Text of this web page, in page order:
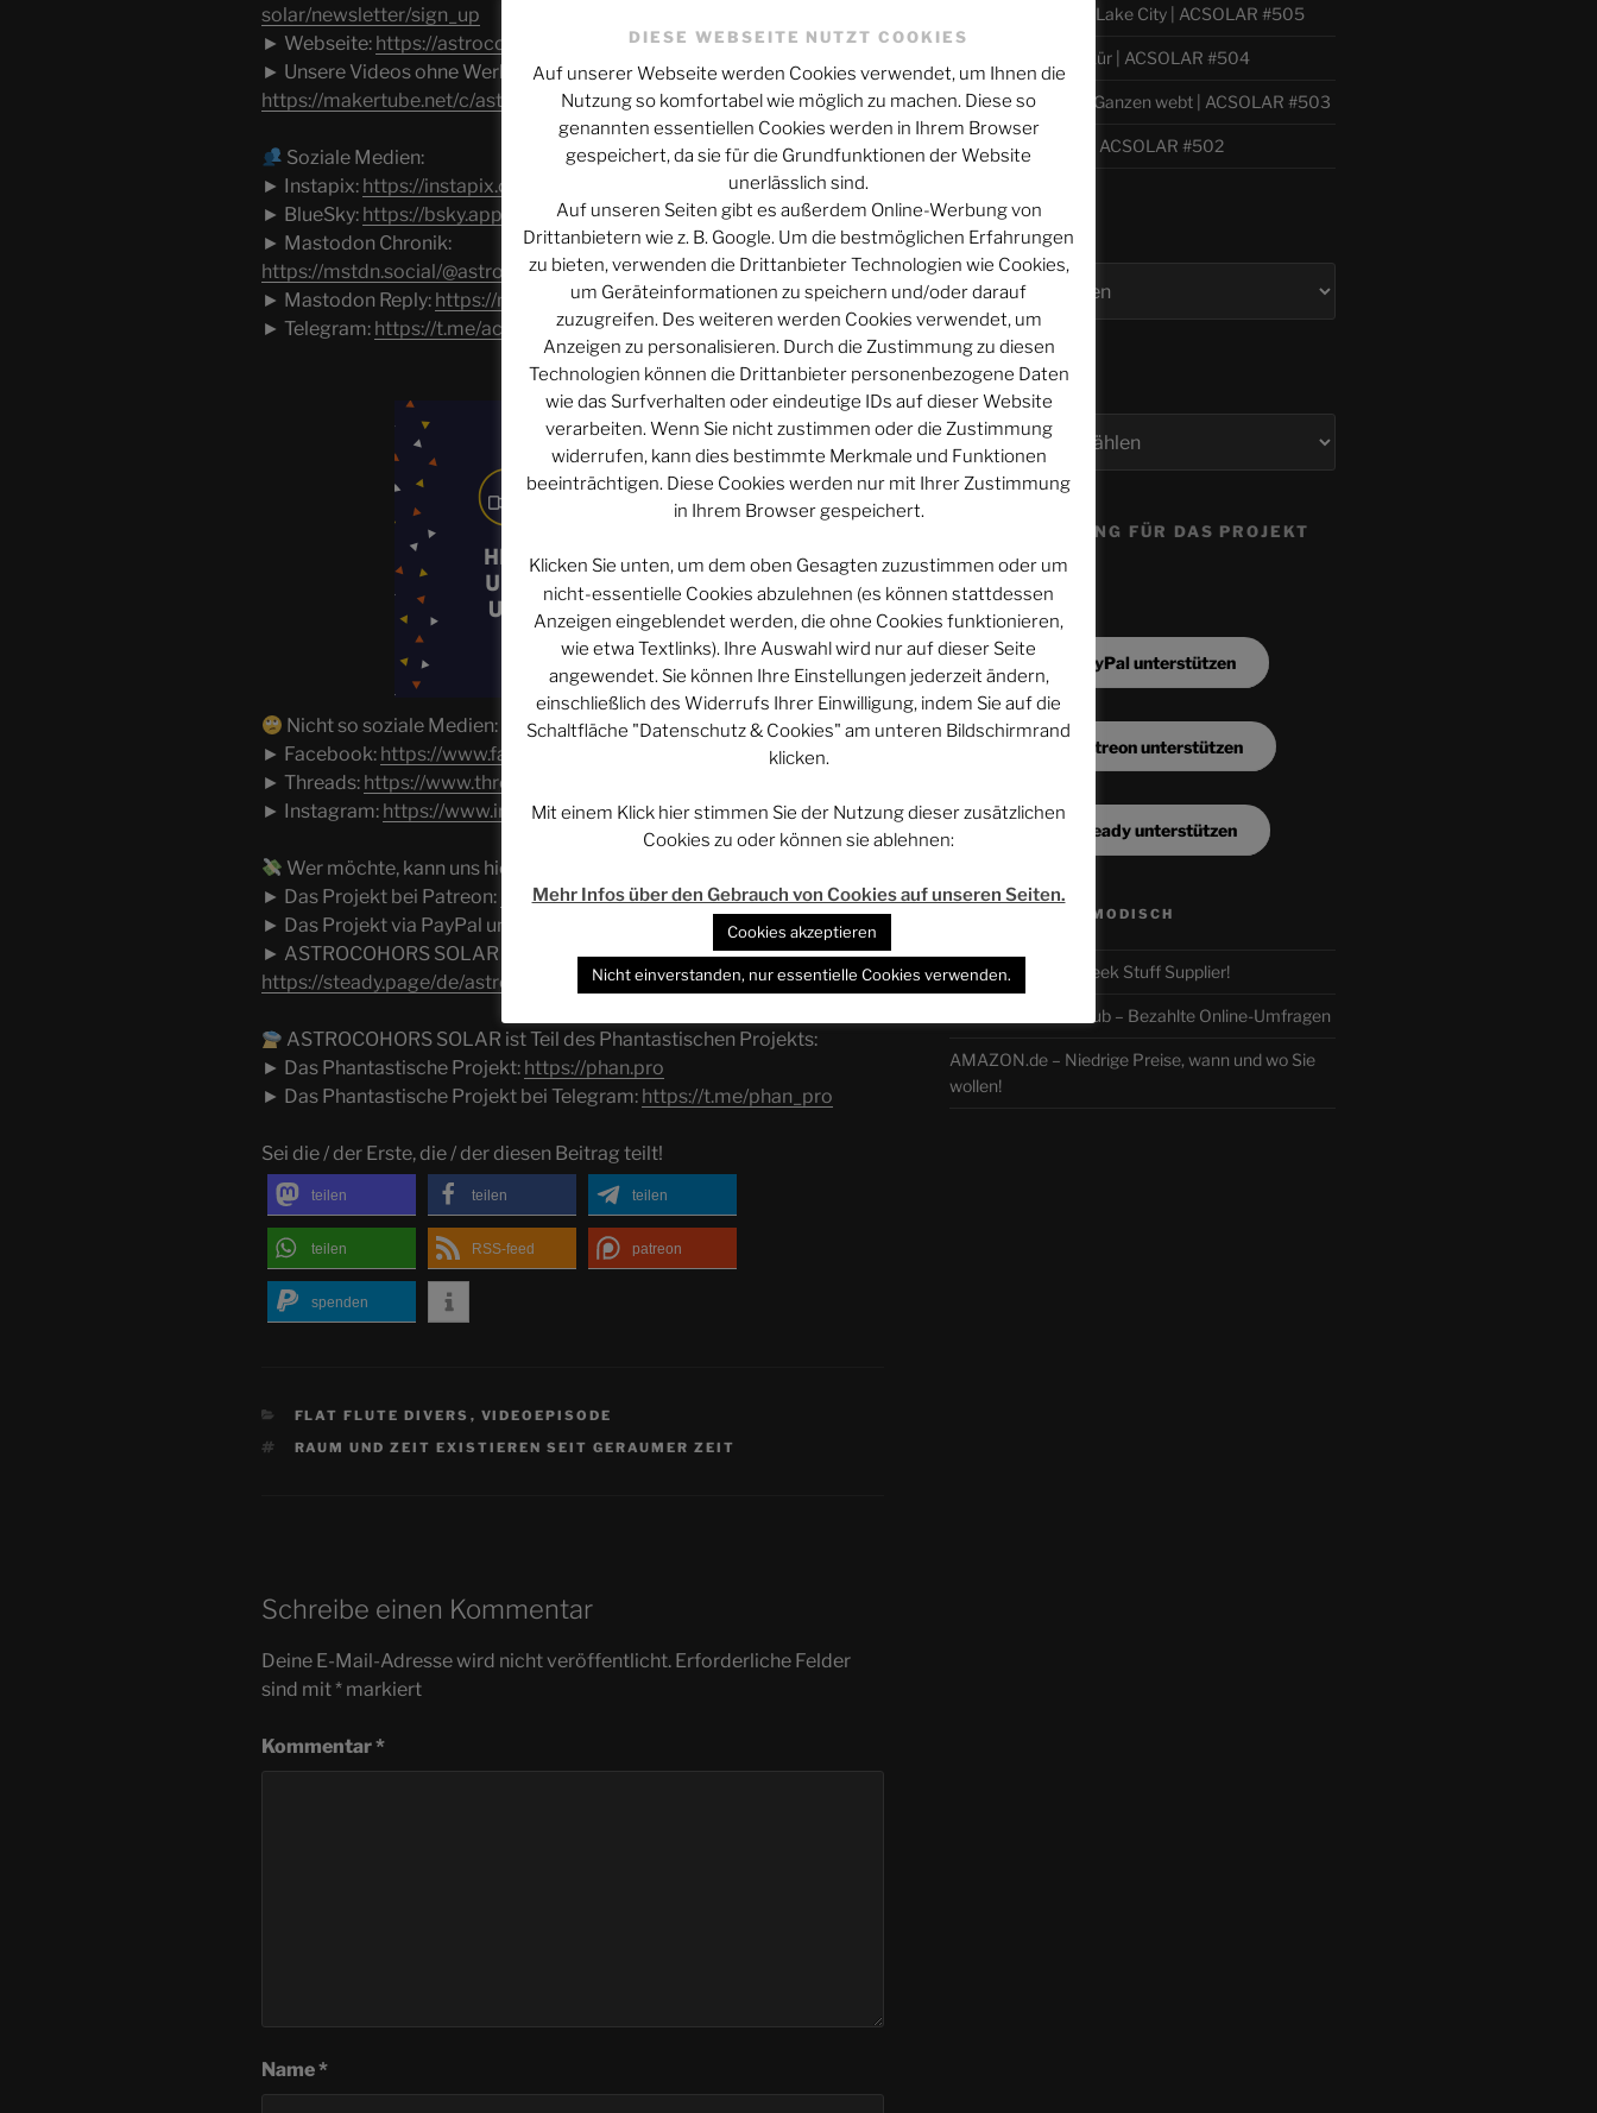
solar/newsletter/sign_up
► Webseite: https://astrocohors.solar
► Unsere Videos ohne Werbeunterbrechung und anders nerviges Zeug:
https://makertube.net/c/astrocohors_solar
Soziale Medien:
► Instapix: https://instapix.org/astrocohors_solar
► BlueSky: https://bsky.app/profile/astrocohors-solar.bsky.social
► Mastodon Chronik:
https://mstdn.social/@astrocohors.solar@astrocohors.solar
► Mastodon Reply: https://mstdn.social/@astrocohors_solar
► Telegram: https://t.me/acsolar
Werbung
Nicht so soziale Medien:
► Facebook: https://www.facebook.com/AstrocohorsSolar
► Threads: https://www.threads.com/@astrocohors_solar
► Instagram: https://www.instagram.com/astrocohors_solar/
Wer möchte, kann uns hier unterstützen:
► Das Projekt bei Patreon:
https://www.patreon.com/rethovomsee
► Das Projekt via PayPal unterstützen:
https://paypal.me/rethovomsee
► ASTROCOHORS SOLAR via Steady:
https://steady.page/de/astrocohors-solar/about
ASTROCOHORS SOLAR ist Teil des Phantastischen Projekts:
► Das Phantastische Projekt: https://phan.pro
► Das Phantastische Projekt bei Telegram: https://t.me/phan_pro
Sei die / der Erste, die / der diesen Beitrag teilt!
teilen teilen teilen
teilen RSS-feed patreon
spenden
KATEGORIEN
FLAT FLUTE DIVERS , VIDEOEPISODE
SCHLAGWÖRTER
RAUM UND ZEIT EXISTIEREN SEIT GERAUMER ZEIT
Schreibe einen Kommentar
Deine E-Mail-Adresse wird nicht veröffentlicht. Erforderliche Felder
sind mit* markiert
Kommentar*
Name*
High Noon in Silver Lake City | ACSOLAR #505
Schicksal und Willkür | ACSOLAR #504
Wie alles sich zum Ganzen webt | ACSOLAR #503
Mars macht mobil | ACSOLAR #502
ARCHIV
Archiv
KATEGORIEN
Kategorien
UNTERSTÜTZUNG FÜR DAS PROJEKT
Projekt via PayPal unterstützen
Projekt via Patreon unterstützen
Projekt via Steady unterstützen
WERBUNG – ALTMODISCH
GetDigital – Your Geek Stuff Supplier!
Der Entscheider-Club – Bezahlte Online-Umfragen
AMAZON.de – Niedrige Preise, wann und wo Sie
wollen!
DIESE WEBSEITE NUTZT COOKIES
Auf unserer Webseite werden Cookies verwendet, um Ihnen die
Nutzung so komfortabel wie möglich zu machen. Diese so
genannten essentiellen Cookies werden in Ihrem Browser
gespeichert, da sie für die Grundfunktionen der Website
unerlässlich sind.
Auf unseren Seiten gibt es außerdem Online-Werbung von
Drittanbietern wie z. B. Google. Um die bestmöglichen Erfahrungen
zu bieten, verwenden die Drittanbieter Technologien wie Cookies,
um Geräteinformationen zu speichern und/oder darauf
zuzugreifen. Des weiteren werden Cookies verwendet, um
Anzeigen zu personalisieren. Durch die Zustimmung zu diesen
Technologien können die Drittanbieter personenbezogene Daten
wie das Surfverhalten oder eindeutige IDs auf dieser Website
verarbeiten. Wenn Sie nicht zustimmen oder die Zustimmung
widerrufen, kann dies bestimmte Merkmale und Funktionen
beeinträchtigen. Diese Cookies werden nur mit Ihrer Zustimmung
in Ihrem Browser gespeichert.
Klicken Sie unten, um dem oben Gesagten zuzustimmen oder um
nicht-essentielle Cookies abzulehnen (es können stattdessen
Anzeigen eingeblendet werden, die ohne Cookies funktionieren,
wie etwa Textlinks). Ihre Auswahl wird nur auf dieser Seite
angewendet. Sie können Ihre Einstellungen jederzeit ändern,
einschließlich des Widerrufs Ihrer Einwilligung, indem Sie auf die
Schaltfläche "Datenschutz & Cookies" am unteren Bildschirmrand
klicken.
Mit einem Klick hier stimmen Sie der Nutzung dieser zusätzlichen
Cookies zu oder können sie ablehnen:
Mehr Infos über den Gebrauch von Cookies auf unseren Seiten.
Cookies akzeptieren
Nicht einverstanden, nur essentielle Cookies verwenden.